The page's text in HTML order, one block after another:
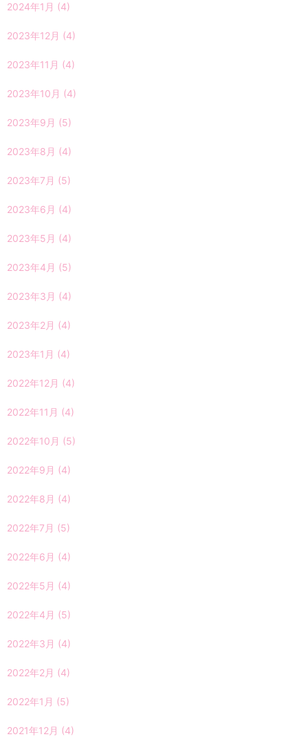
2024年1月 (4)
2023年12月 (4)
2023年11月 (4)
2023年10月 (4)
2023年9月 (5)
2023年8月 (4)
2023年7月 (5)
2023年6月 (4)
2023年5月 (4)
2023年4月 (5)
2023年3月 (4)
2023年2月 (4)
2023年1月 (4)
2022年12月 (4)
2022年11月 (4)
2022年10月 (5)
2022年9月 (4)
2022年8月 (4)
2022年7月 (5)
2022年6月 (4)
2022年5月 (4)
2022年4月 (5)
2022年3月 (4)
2022年2月 (4)
2022年1月 (5)
2021年12月 (4)